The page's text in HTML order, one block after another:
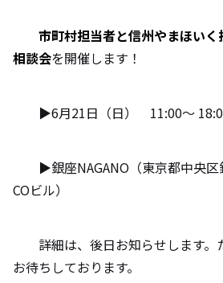
市町村担当者と信州やまほい
相談会を開催します！
▶6月21日（日） 11:00～
▶銀座NAGANO（東京都中央
COビル）
詳細は、後日お知らせします。
お待ちしております。